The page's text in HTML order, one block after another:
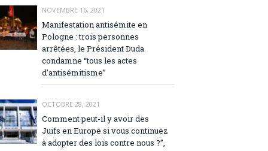
NOVEMBRE 16, 2021
Manifestation antisémite en
Pologne : trois personnes
arrêtées, le Président Duda
condamne “tous les actes
d’antisémitisme”
OCTOBRE 28, 2021
Comment peut-il y avoir des
Juifs en Europe si vous continuez
à adopter des lois contre nous ?”,